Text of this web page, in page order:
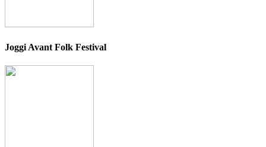
Joggi Avant Folk Festival